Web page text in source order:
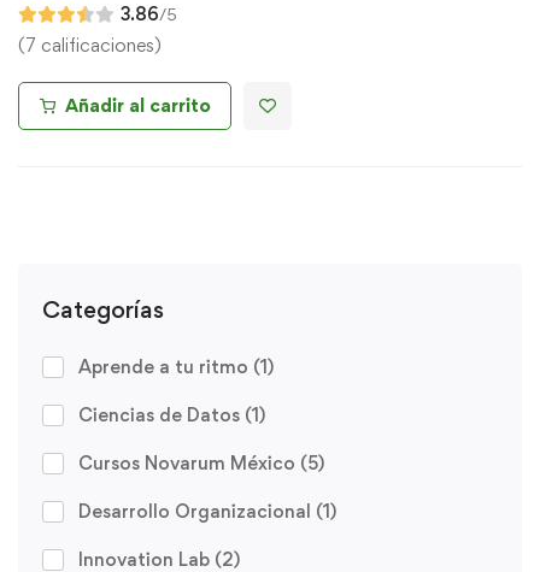
Categorías
Aprende a tu ritmo (1)
Ciencias de Datos (1)
Cursos Novarum México (5)
Desarrollo Organizacional (1)
Innovation Lab (2)
3.86/5
(7 calificaciones)
Añadir al carrito